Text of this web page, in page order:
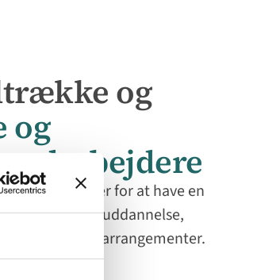
og
og
muligheder for at have en
efteruddannelse,
samt sociale arrangementer.